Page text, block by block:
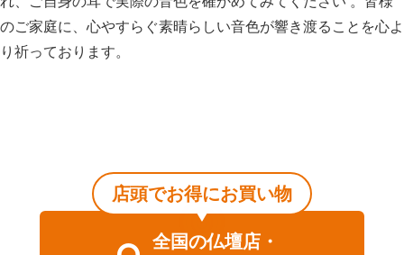
のご家庭に、心やすらぐ素晴らしい音色が響き渡ることを心よ
り祈っております。
店頭でお得にお買い物
全国の仏壇店・